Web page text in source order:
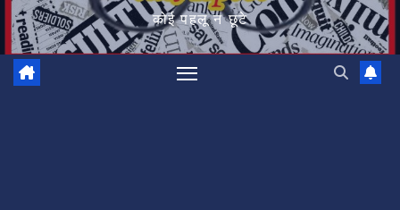
कोई पहलू न छूटे